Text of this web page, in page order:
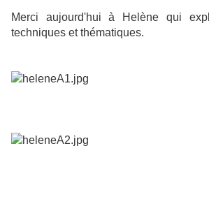
Merci aujourd'hui à Helène qui
techniques et thématiques.